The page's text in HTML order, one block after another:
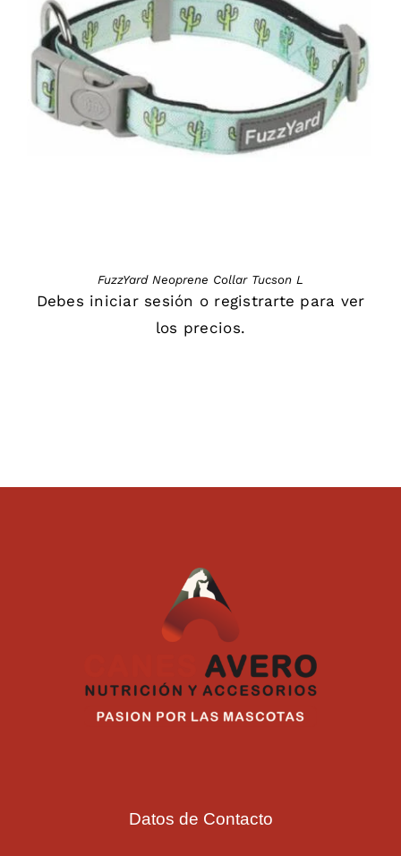
FuzzYard Neoprene Collar Tucson L
Debes iniciar sesión o registrarte para ver
los precios.
Datos de Contacto